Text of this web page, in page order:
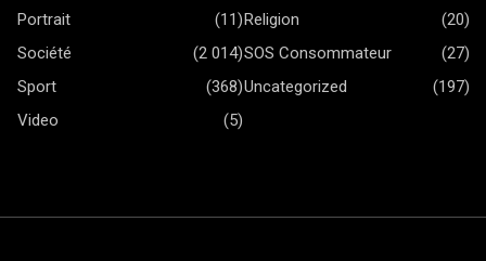
Portrait
(11) Religion
(20)
Société
(2 014)SOS Consommateur
(27)
Sport
(368)Uncategorized
(197)
Video
(5)